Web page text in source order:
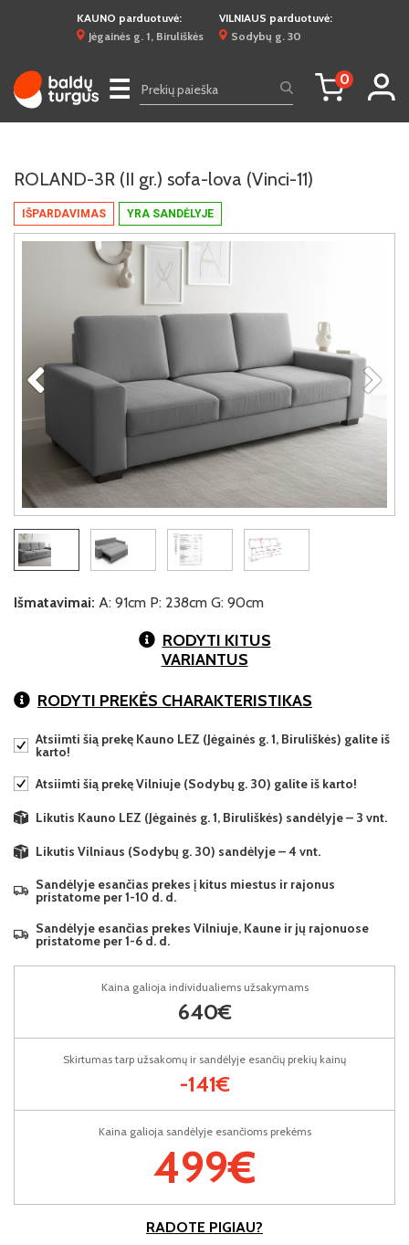
KAUNO parduotuvė:
Jėgainės g. 1, Biruliškės
VILNIAUS parduotuvė:
Sodybų g. 30
☰ 0
IŠPARDAVIMAS YRA SANDĖLYJE
ROLAND-3R (II gr.) sofa-lova (Vinci-11)
Išmatavimai: A: 91cm P: 238cm G: 90cm
RODYTI KITUS
VARIANTUS
RODYTI PREKĖS CHARAKTERISTIKAS
Atsiimti šią prekę Kauno LEZ (Jėgainės g. 1, Biruliškės) galite iš
karto!
Atsiimti šią prekę Vilniuje (Sodybų g. 30) galite iš karto!
Likutis Kauno LEZ (Jėgainės g. 1, Biruliškės) sandėlyje – 3 vnt.
Likutis Vilniaus (Sodybų g. 30) sandėlyje – 4 vnt.
Sandėlyje esančias prekes į kitus miestus ir rajonus
pristatome per 1-10 d. d.
Sandėlyje esančias prekes Vilniuje, Kaune ir jų rajonuose
pristatome per 1-6 d. d.
Kaina galioja sandėlyje esančioms prekėms
499€
Kaina galioja individualiems užsakymams
640€
Skirtumas tarp užsakomų ir sandėlyje esančių prekių kainų
-141€
RADOTE PIGIAU?